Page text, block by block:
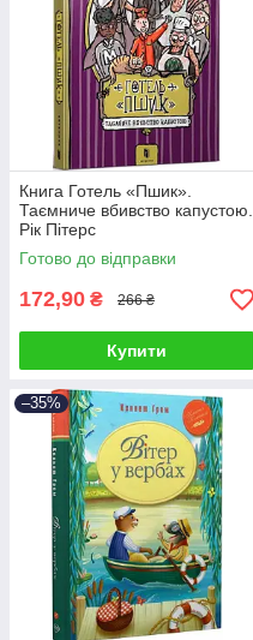
Книга Готель «Пшик».
Таємниче вбивство капустою.
Рік Пітерс
Готово до відправки
172,90 ₴ 266 ₴
Купити
–35%